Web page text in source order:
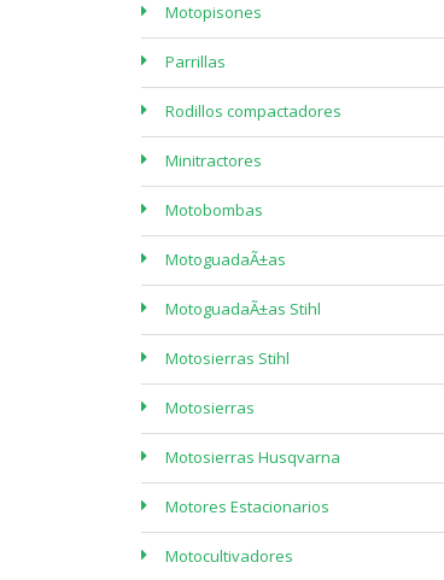
Motopisones
Parrillas
Rodillos compactadores
Minitractores
Motobombas
MotoguadaÃ±as
MotoguadaÃ±as Stihl
Motosierras Stihl
Motosierras
Motosierras Husqvarna
Motores Estacionarios
Motocultivadores